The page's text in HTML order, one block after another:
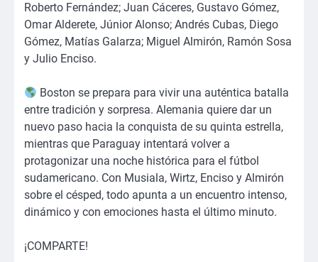
Roberto Fernández; Juan Cáceres, Gustavo Gómez,
Omar Alderete, Júnior Alonso; Andrés Cubas, Diego
Gómez, Matías Galarza; Miguel Almirón, Ramón Sosa
y Julio Enciso.
Boston se prepara para vivir una auténtica batalla
entre tradición y sorpresa. Alemania quiere dar un
nuevo paso hacia la conquista de su quinta estrella,
mientras que Paraguay intentará volver a
protagonizar una noche histórica para el fútbol
sudamericano. Con Musiala, Wirtz, Enciso y Almirón
sobre el césped, todo apunta a un encuentro intenso,
dinámico y con emociones hasta el último minuto.
¡COMPARTE!